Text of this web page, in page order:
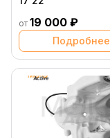
от 19 000 ₽
Подробнее